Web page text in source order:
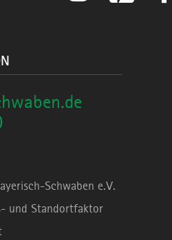
Schwaben e.V.
und Standortfaktor